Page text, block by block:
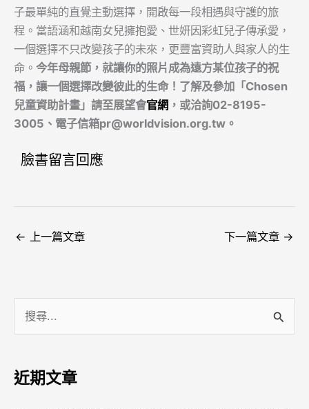
子最單純的直覺主動選擇，開啟每一段相遇與守護的旅
程。當語涵和越南女兒擁抱愛、世妍因彩虹兒子傳承愛，
一個選擇不只改變孩子的未來，更豐富資助人與家人的生
命。 今年母親節，就讓你的照片成為遠方某位孩子的祝
福，讓一個選擇改變彼此的生命！了解及參加「Chosen
兒童資助計畫」請至展望會官網 ，或洽詢02-8195-
3005、電子信箱pr@worldvision.org.tw 。
臉書留言回應
← 上一篇文章 下一篇文章 →
鍵
近期文章